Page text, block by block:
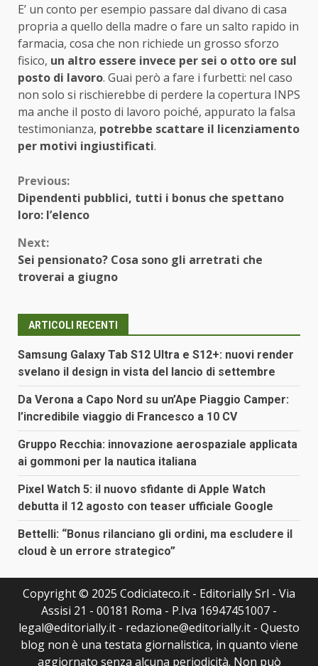
E’ un conto per esempio passare dal divano di casa
propria a quello della madre o fare un salto rapido in
farmacia, cosa che non richiede un grosso sforzo
fisico, un altro essere invece per sei o otto ore sul
posto di lavoro. Guai però a fare i furbetti: nel caso
non solo si rischierebbe di perdere la copertura INPS
ma anche il posto di lavoro poiché, appurato la falsa
testimonianza, potrebbe scattare il licenziamento
per motivi ingiustificati.
Continue
Reading
Previous:
Dipendenti pubblici, tutti i bonus che spettano
loro: l’elenco
Next:
Sei pensionato? Cosa sono gli arretrati che
troverai a giugno
ARTICOLI RECENTI
Samsung Galaxy Tab S12 Ultra e S12+: nuovi render
svelano il design in vista del lancio di settembre
Da Verona a Capo Nord su un’Ape Piaggio Camper:
l’incredibile viaggio di Francesco a 10 CV
Gruppo Recchia: innovazione aerospaziale applicata
ai gommoni per la nautica italiana
Pixel Watch 5: il nuovo sfidante di Apple Watch
debutta il 12 agosto con teaser ufficiale Google
Bettelli: “Bonus rilanciano gli ordini, ma escludere il
cloud è un errore strategico”
Copyright © 2025 Codiciateco.it - Editorially Srl - Via
Assisi 21 - 00181 Roma - P.Iva 16947451007 -
legal@editorially.it - redazione@editorially.it - Questo
blog non è una testata giornalistica, in quanto viene
aggiornato senza alcuna periodicità. Non può